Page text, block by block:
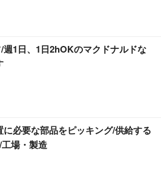
週1日、1日2hOKのマクドナルドな
に必要な部品をピッキング/供給する
場・製造